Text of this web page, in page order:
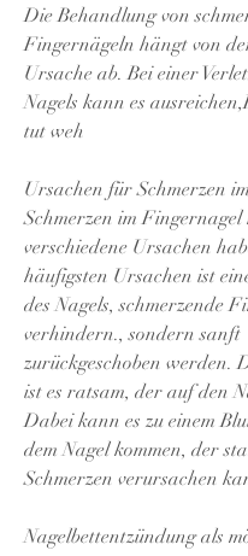
Die Behandlung von
Fingernägeln hängt von
Ursache ab. Bei einer
Nagels kann es
tut weh
Ursachen für Schmerzen
Schmerzen im Fingernagel
verschiedene Ursachen
häufigsten Ursachen ist
des Nagels, schmerzende
verhindern., sondern sanft
zurückgeschoben werden.
ist es ratsam, der auf den
Dabei kann es zu einem
dem Nagel kommen, der
Schmerzen verursachen
Nagelbettentzündung als